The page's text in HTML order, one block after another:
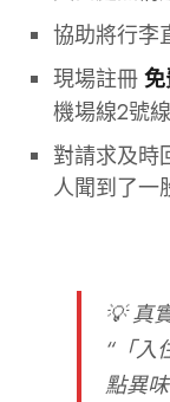
協助將行李
現場註冊 免
機場線2號線
對請求及時
人聞到了一
💡真
“「入
點異